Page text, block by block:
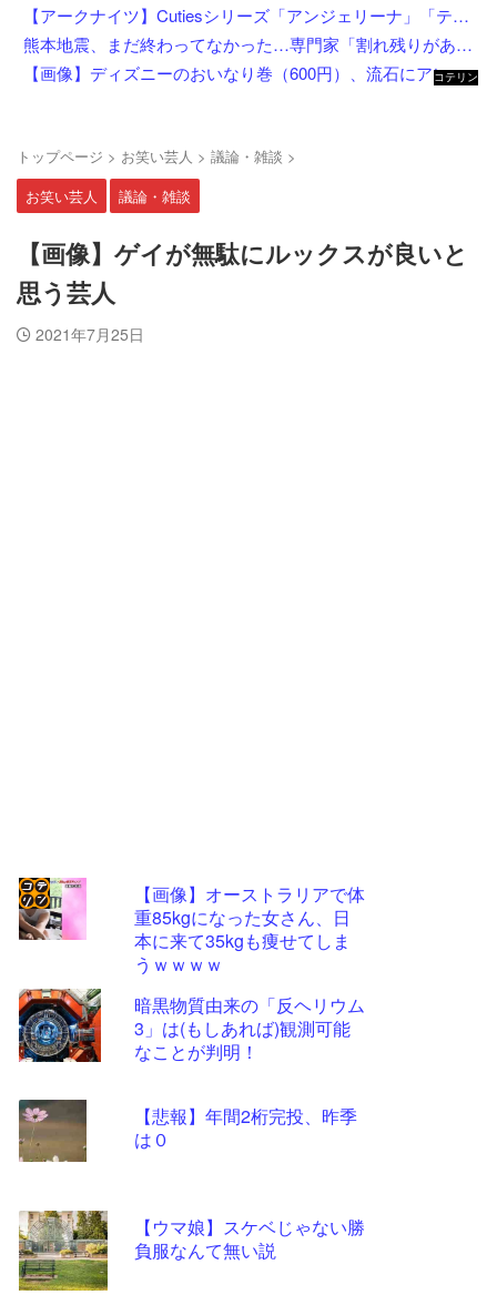
【アークナイツ】Cutiesシリーズ「アンジェリーナ」「テキーラ」デフォルメフィギュア【彩色原型公開】
熊本地震、まだ終わってなかった…専門家「割れ残りがある」「再び大地震の可能性」
【画像】ディズニーのおいなり巻（600円）、流石にアレすぎて賛否両論の大炎上をしてしまうw w w w w w w
コテリン
トップページ > お笑い芸人 > 議論・雑談 >
お笑い芸人
議論・雑談
【画像】ゲイが無駄にルックスが良いと
思う芸人
2021年7月25日
【画像】オーストラリアで体
重85kgになった女さん、日
本に来て35kgも痩せてしま
うｗｗｗｗ
暗黒物質由来の「反ヘリウム
3」は(もしあれば)観測可能
なことが判明！
【悲報】年間2桁完投、昨季
は０
【ウマ娘】スケベじゃない勝
負服なんて無い説
コテ
- 固
定リ
ンク
更新
ツー